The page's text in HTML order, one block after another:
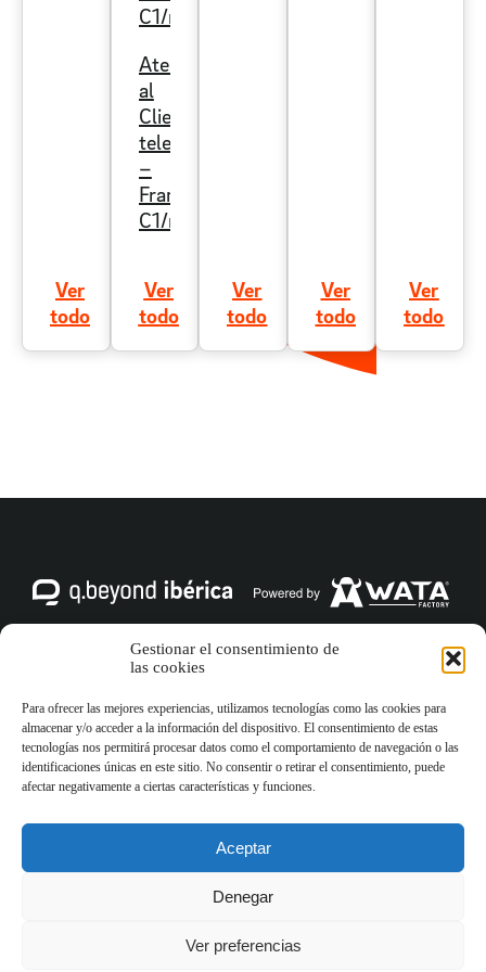
Gestionar el consentimiento de
las cookies
Para ofrecer las mejores experiencias, utilizamos tecnologías como las cookies para
almacenar y/o acceder a la información del dispositivo. El consentimiento de estas
tecnologías nos permitirá procesar datos como el comportamiento de navegación o las
identificaciones únicas en este sitio. No consentir o retirar el consentimiento, puede
afectar negativamente a ciertas características y funciones.
Aceptar
Denegar
Ver preferencias
Ver
todo
C1/nativo
Atención
al
Cliente
telefónica
–
Francés
C1/nativo
Ver
todo
Ver
todo
Ver
todo
Ver
todo
Respaldados por el Grupo q.beyond en Alemania, con más de 30
años en entornos enterprise, combinamos precisión alemana y